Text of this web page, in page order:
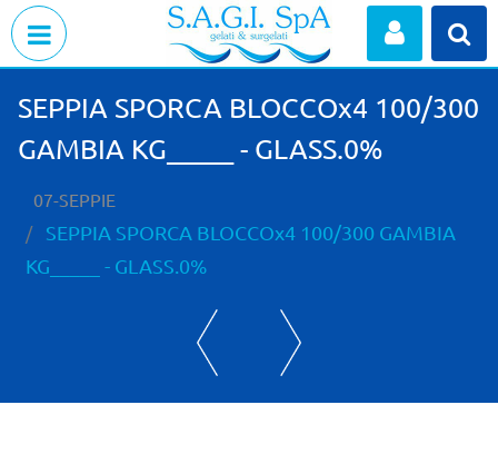
SEPPIA SPORCA BLOCCOx4 100/300
GAMBIA KG_____ - GLASS.0%
07-SEPPIE
SEPPIA SPORCA BLOCCOx4 100/300 GAMBIA
KG_____ - GLASS.0%